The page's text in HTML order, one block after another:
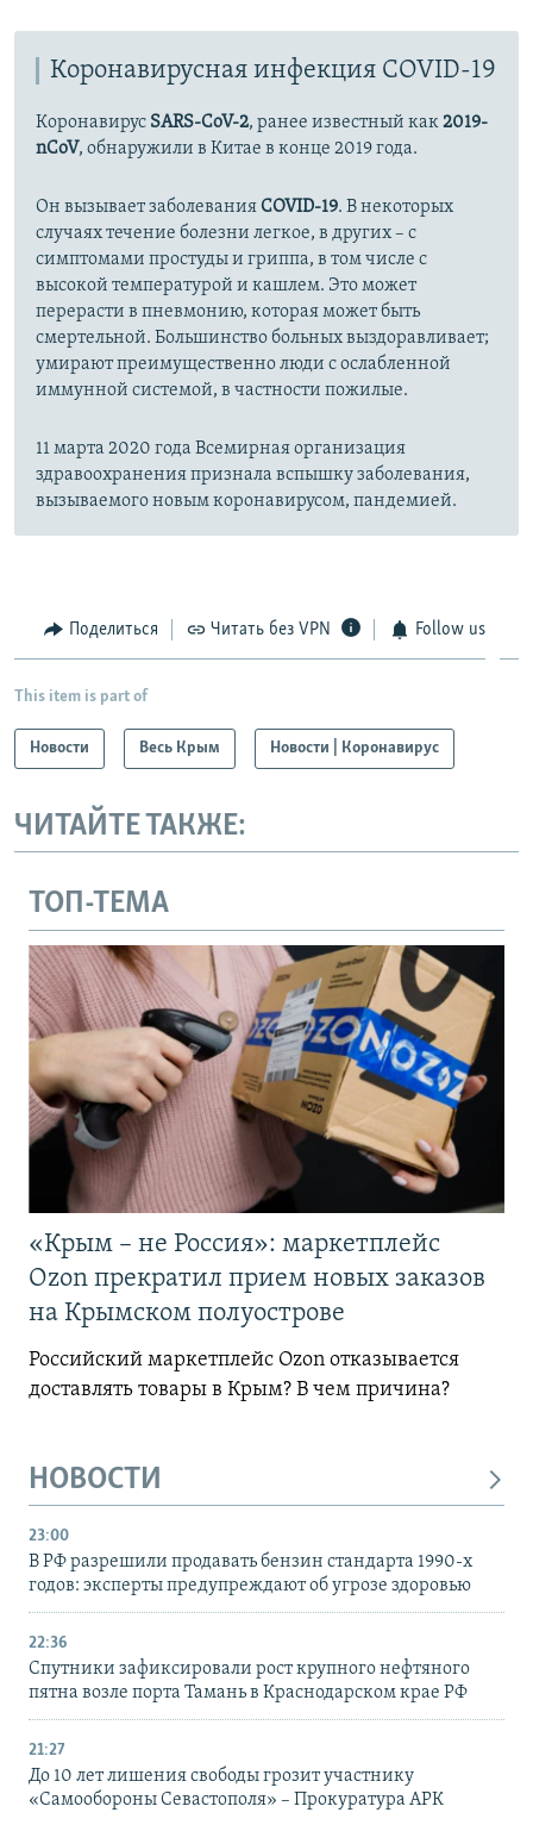
Auto 270p 360p 404p
404p
1080p
Коронавирусная инфекция COVID-19
Коронавирус SARS-CoV-2, ранее известный как2019-
nCoV, обнаружили в Китае в конце 2019 года.
Он вызывает заболеванияCOVID-19. В некоторых
случаях течение болезни легкое, в других – с
симптомами простуды и гриппа, в том числе с
высокой температурой и кашлем. Это может
перерасти в пневмонию, которая может быть
смертельной. Большинство больных выздоравливает;
умирают преимущественно люди с ослабленной
иммунной системой, в частности пожилые.
11 марта 2020 года Всемирная организация
здравоохранения признала вспышку заболевания,
вызываемого новым коронавирусом, пандемией.
Поделиться Читать без VPN Follow us
This item is part of
Новости Весь Крым Новости | Коронавирус
ЧИТАЙТЕ ТАКЖЕ:
ТОП-ТЕМА
«Крым – не Россия»: маркетплейс
Ozon прекратил прием новых заказов
на Крымском полуострове
Российский маркетплейс Ozon отказывается
доставлять товары в Крым? В чем причина?
НОВОСТИ
23:00
В РФ разрешили продавать бензин стандарта 1990-х
годов: эксперты предупреждают об угрозе здоровью
22:36
Спутники зафиксировали рост крупного нефтяного
пятна возле порта Тамань в Краснодарском крае РФ
21:27
До 10 лет лишения свободы грозит участнику
«Самообороны Севастополя» – Прокуратура АРК